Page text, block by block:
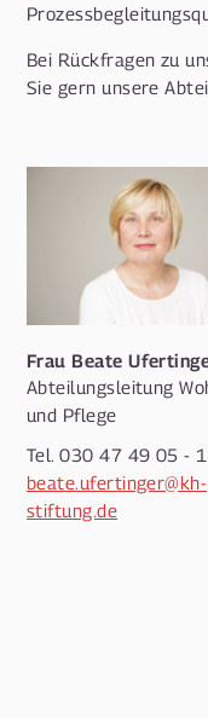
Bei Rückfragen zu
Sie gern unsere
Frau Beate
Abteilungsleitung
und Pflege
Tel. 030 47 49 05 -
beate.ufertinger@kh-
stiftung.de